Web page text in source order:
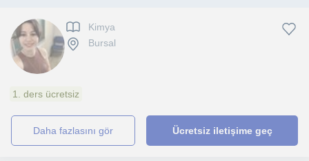
Kimya
Bursal
1. ders ücretsiz
daha fazlasını gör Ücretsiz iletişime geç